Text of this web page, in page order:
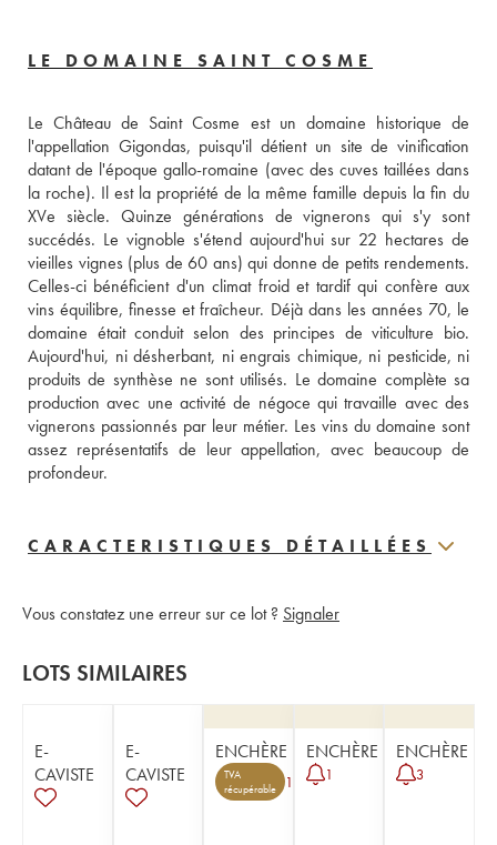
LE DOMAINE SAINT COSME
Le Château de Saint Cosme est un domaine historique de
l'appellation Gigondas, puisqu'il détient un site de vinification
datant de l'époque gallo-romaine (avec des cuves taillées dans
la roche). Il est la propriété de la même famille depuis la fin du
XVe siècle. Quinze générations de vignerons qui s'y sont
succédés. Le vignoble s'étend aujourd'hui sur 22 hectares de
vieilles vignes (plus de 60 ans) qui donne de petits rendements.
Celles-ci bénéficient d'un climat froid et tardif qui confère aux
vins équilibre, finesse et fraîcheur. Déjà dans les années 70, le
domaine était conduit selon des principes de viticulture bio.
Aujourd'hui, ni désherbant, ni engrais chimique, ni pesticide, ni
produits de synthèse ne sont utilisés. Le domaine complète sa
production avec une activité de négoce qui travaille avec des
vignerons passionnés par leur métier. Les vins du domaine sont
assez représentatifs de leur appellation, avec beaucoup de
CARACTERISTIQUES DÉTAILLÉES
Vous constatez une erreur sur ce lot ? Signaler
LOTS SIMILAIRES
E-
CAVISTE
E-
CAVISTE
ENCHÈRE
TVA
récupérable
1
ENCHÈRE
1
ENCHÈRE
3